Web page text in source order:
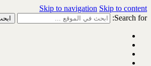
Skip to navigation Skip to content
Search for: